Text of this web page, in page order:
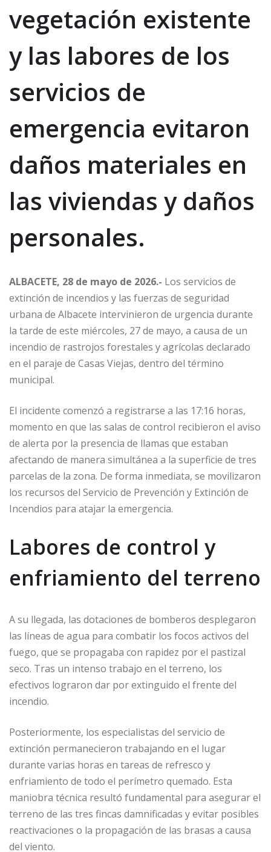
vegetación existente
y las labores de los
servicios de
emergencia evitaron
daños materiales en
las viviendas y daños
personales.
ALBACETE, 28 de mayo de 2026.- Los servicios de
extinción de incendios y las fuerzas de seguridad
urbana de Albacete intervinieron de urgencia durante
la tarde de este miércoles, 27 de mayo, a causa de un
incendio de rastrojos forestales y agrícolas declarado
en el paraje de Casas Viejas, dentro del término
municipal.
El incidente comenzó a registrarse a las 17:16 horas,
momento en que las salas de control recibieron el aviso
de alerta por la presencia de llamas que estaban
afectando de manera simultánea a la superficie de tres
parcelas de la zona. De forma inmediata, se movilizaron
los recursos del Servicio de Prevención y Extinción de
Incendios para atajar la emergencia.
Labores de control y
enfriamiento del terreno
A su llegada, las dotaciones de bomberos desplegaron
las líneas de agua para combatir los focos activos del
fuego, que se propagaba con rapidez por el pastizal
seco. Tras un intenso trabajo en el terreno, los
efectivos lograron dar por extinguido el frente del
incendio.
Posteriormente, los especialistas del servicio de
extinción permanecieron trabajando en el lugar
durante varias horas en tareas de refresco y
enfriamiento de todo el perímetro quemado. Esta
maniobra técnica resultó fundamental para asegurar el
terreno de las tres fincas damnificadas y evitar posibles
reactivaciones o la propagación de las brasas a causa
del viento.